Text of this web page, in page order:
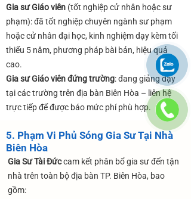
Gia sư Giáo viên (tốt nghiệp cử nhân hoặc sư
phạm): đã tốt nghiệp chuyên ngành sư phạm
hoặc cử nhân đại học, kinh nghiệm dạy kèm tối
thiểu 5 năm, phương pháp bài bản, hiệu quả
cao.
Gia sư Giáo viên đứng trường: đang giảng dạy
tại các trường trên địa bàn Biên Hòa – liên hệ
trực tiếp để được báo mức phí phù hợp.
5. Phạm Vi Phủ Sóng Gia Sư Tại Nhà
Biên Hòa
Gia Sư Tài Đứccam kết phân bổ gia sư đến tận
nhà trên toàn bộ địa bàn TP. Biên Hòa, bao
gồm: